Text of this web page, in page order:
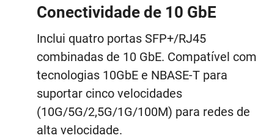
Conectividade de 10 GbE
Inclui quatro portas SFP+/RJ45
combinadas de 10 GbE. Compatível com
tecnologias 10GbE e NBASE-T para
suportar cinco velocidades
(10G/5G/2,5G/1G/100M) para redes de
alta velocidade.